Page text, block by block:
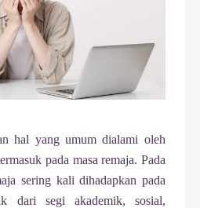
hal yang umum dialami oleh
pada masa remaja. Pada
sering kali dihadapkan pada
dari segi akademik, sosial,